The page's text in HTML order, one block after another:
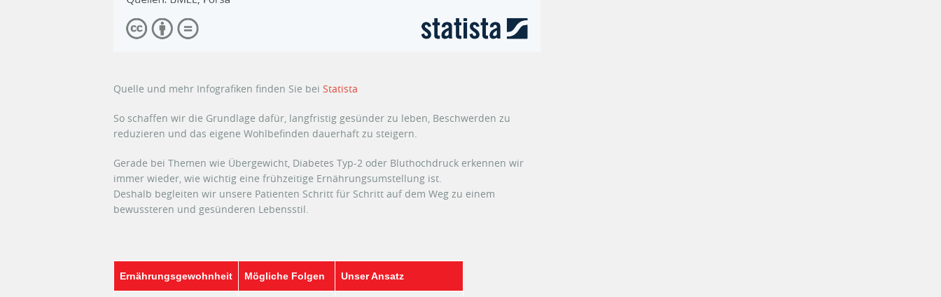
Quelle und mehr Infografiken finden Sie bei Statista
So schaffen wir die Grundlage dafür, langfristig gesünder zu leben, Beschwerden zu
reduzieren und das eigene Wohlbefinden dauerhaft zu steigern.
Gerade bei Themen wie Übergewicht, Diabetes Typ-2 oder Bluthochdruck erkennen wir
immer wieder, wie wichtig eine frühzeitige Ernährungsumstellung ist.
Deshalb begleiten wir unsere Patienten Schritt für Schritt auf dem Weg zu einem
bewussteren und gesünderen Lebensstil.
Ernährungsgewohnheit Mögliche Folgen Unser Ansatz